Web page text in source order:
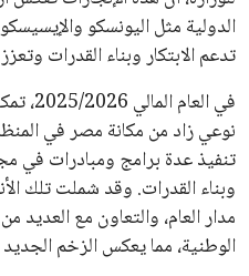
الدولية مثل اليونسكو
تدعم الابتكار وبناء القدرات
في
نوعي زاد من مكانة مصر في
تنفيذ عدة برامج ومبادرات في
مدار العام، والتعاون مع العديد
الوطنية، مما يعكس الزخم